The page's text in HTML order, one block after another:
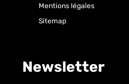
Mentions légales
Sitemap
Newsletter